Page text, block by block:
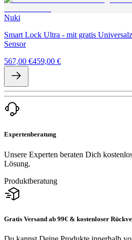
Nuki
Smart Lock Ultra - mit gratis
Sensor
567,00 €459,00 €
Expertenberatung
Unsere Experten beraten Dich
Lösung.
Produktberatung
Gratis Versand ab 99€ & kostenloser